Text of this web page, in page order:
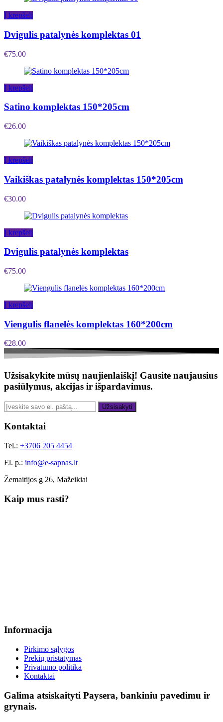
Į krepšelį
Dvigulis patalynės komplektas 01
€75.00
Į krepšelį
Satino komplektas 150*205cm
€26.00
Į krepšelį
Vaikiškas patalynės komplektas 150*205cm
€30.00
Į krepšelį
Dvigulis patalynės komplektas
€75.00
Į krepšelį
Viengulis flanelės komplektas 160*200cm
€28.00
Užsisakykite mūsų naujienlaiškį! Gausite naujausius
pasiūlymus, akcijas ir išpardavimus.
Užsisakyti
Kontaktai
Tel.: +3706 205 4454
El. p.: info@e-sapnas.lt
Žemaitijos g 26, Mažeikiai
Kaip mus rasti?
Informacija
Pirkimo sąlygos
Prekių pristatymas
Privatumo politika
Kontaktai
Galima atsiskaityti Paysera, bankiniu pavedimu ir
grynais.